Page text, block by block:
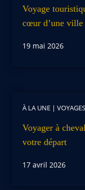
Voyage
cœur d’une ville
19 mai 2026
À LA UNE | VOYAGES
Voyager à
votre départ
17 avril 2026